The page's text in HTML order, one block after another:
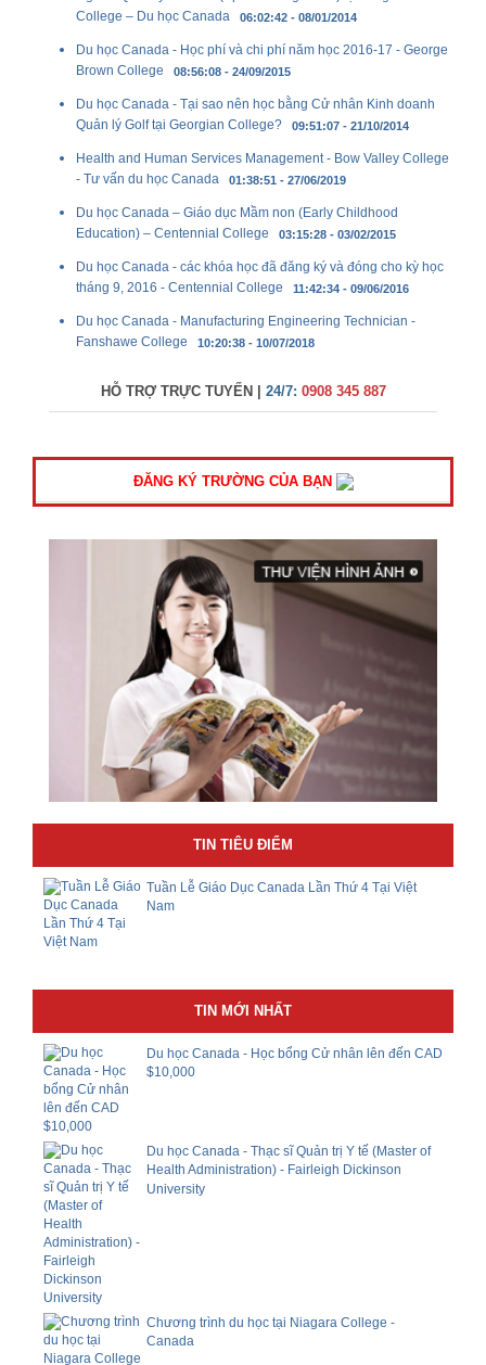
College – Du học Canada 06:02:42 - 08/01/2014
Du học Canada - Học phí và chi phí năm học 2016-17 - George
Brown College 08:56:08 - 24/09/2015
Du học Canada - Tại sao nên học bằng Cử nhân Kinh doanh
Quản lý Golf tại Georgian College? 09:51:07 - 21/10/2014
Health and Human Services Management - Bow Valley College
- Tư vấn du học Canada 01:38:51 - 27/06/2019
Du học Canada – Giáo dục Mầm non (Early Childhood
Education) – Centennial College 03:15:28 - 03/02/2015
Du học Canada - các khóa học đã đăng ký và đóng cho kỳ học
tháng 9, 2016 - Centennial College 11:42:34 - 09/06/2016
Du học Canada - Manufacturing Engineering Technician -
Fanshawe College 10:20:38 - 10/07/2018
HỖ TRỢ TRỰC TUYẾN | 24/7: 0908 345 887
ĐĂNG KÝ TRƯỜNG CỦA BẠN
TIN TIÊU ĐIỂM
Tuần Lễ Giáo Dục Canada Lần Thứ 4 Tại Việt
Nam
TIN MỚI NHẤT
Du học Canada - Học bổng Cử nhân lên đến CAD
$10,000
Du học Canada - Thạc sĩ Quản trị Y tế (Master of
Health Administration) - Fairleigh Dickinson
University
Chương trình du học tại Niagara College -
Canada